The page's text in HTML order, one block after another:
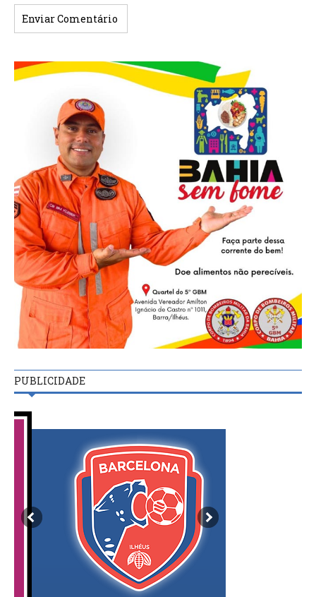
PUBLICIDADE